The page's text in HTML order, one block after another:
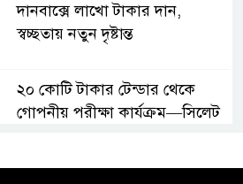
দানবাক্সে লাখো টাকার দান,
স্বচ্ছতায় নতুন দৃষ্টান্ত
২০ কোটি টাকার টেন্ডার থেকে
গোপনীয় পরীক্ষা কার্যক্রম—সিলেট